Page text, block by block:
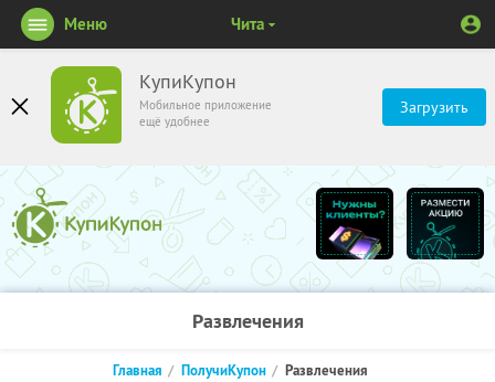
КупиКупон
Мобильное приложение
ещё удобнее
Загрузить
Меню Чита
Развлечения
Главная ПолучиКупон Развлечения